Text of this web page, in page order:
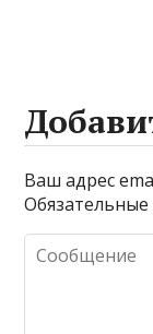
Ваш адрес